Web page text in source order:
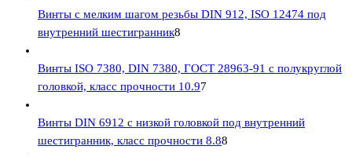
Винты с мелким шагом резьбы DIN 912, ISO 12474 под
внутренний шестигранник8
Винты ISO 7380, DIN 7380, ГОСТ 28963-91 с полукруглой
головкой, класс прочности 10.97
Винты DIN 6912 с низкой головкой под внутренний
шестигранник, класс прочности 8.88